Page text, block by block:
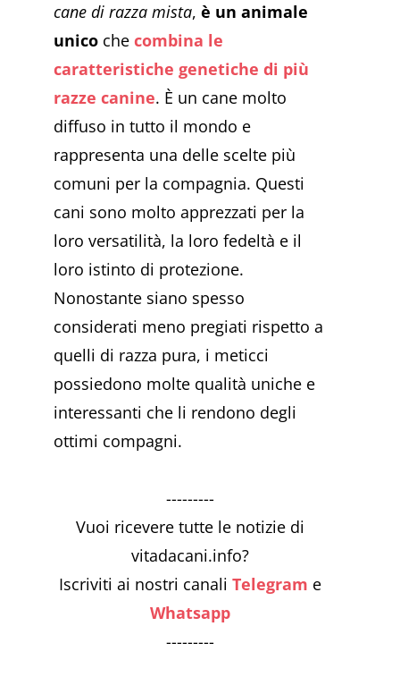
cane di razza mista, è un animale
unico che combina le
caratteristiche genetiche di più
razze canine. È un cane molto
diffuso in tutto il mondo e
rappresenta una delle scelte più
comuni per la compagnia. Questi
cani sono molto apprezzati per la
loro versatilità, la loro fedeltà e il
loro istinto di protezione.
Nonostante siano spesso
considerati meno pregiati rispetto a
quelli di razza pura, i meticci
possiedono molte qualità uniche e
interessanti che li rendono degli
ottimi compagni.
---------
Vuoi ricevere tutte le notizie di
vitadacani.info?
Iscriviti ai nostri canali Telegram e
Whatsapp
---------